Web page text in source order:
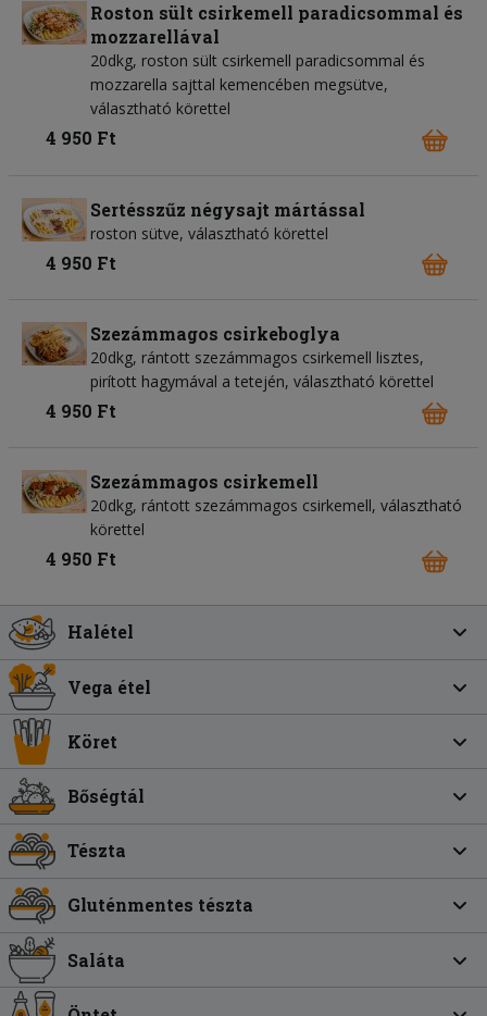
Roston sült csirkemell paradicsommal és
mozzarellával
20dkg, roston sült csirkemell paradicsommal és
mozzarella sajttal kemencében megsütve,
választható körettel
4 950 Ft
Sertésszűz négysajt mártással
roston sütve, választható körettel
4 950 Ft
Szezámmagos csirkeboglya
20dkg, rántott szezámmagos csirkemell lisztes,
pirított hagymával a tetején, választható körettel
4 950 Ft
Szezámmagos csirkemell
20dkg, rántott szezámmagos csirkemell, választható
körettel
4 950 Ft
Halétel
Vega étel
Köret
Bőségtál
Tészta
Gluténmentes tészta
Saláta